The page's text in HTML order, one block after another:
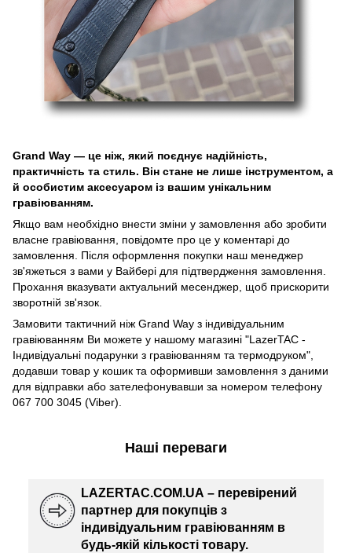
Grand Way — це ніж, який поєднує надійність,
практичність та стиль. Він стане не лише інструментом, а
й особистим аксесуаром із вашим унікальним
гравіюванням.
Якщо вам необхідно внести зміни у замовлення або зробити
власне гравіювання, повідомте про це у коментарі до
замовлення. Після оформлення покупки наш менеджер
зв'яжеться з вами у Вайбері для підтвердження замовлення.
Прохання вказувати актуальний месенджер, щоб прискорити
зворотній зв'язок.
Замовити тактичний ніж Grand Way з індивідуальним
гравіюванням Ви можете у нашому магазині "LazerTAC -
Індивідуальні подарунки з гравіюванням та термодруком",
додавши товар у кошик та оформивши замовлення з даними
для відправки або зателефонувавши за номером телефону
067 700 3045 (Viber).
Наші переваги
LAZERTAC.COM.UA – перевірений
партнер для покупців з
індивідуальним гравіюванням в
будь-якій кількості товару.